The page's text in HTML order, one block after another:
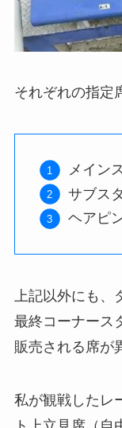
それぞれの指定
メイン
サブス
ヘア
上記以外にも、
最終コーナース
販売される席が
私が観戦したレ